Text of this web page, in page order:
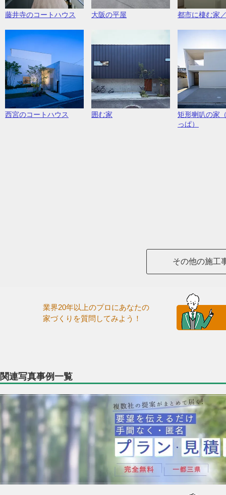
藤井寺のコートハウス 大阪の平屋 都市に棲む家
西宮のコートハウス 囲む家
矩形喇叭の家
っぱ）
その他の施工
業界20年以上のプロにあなたの
家づくりを質問してみよう！
関連写真事例一覧